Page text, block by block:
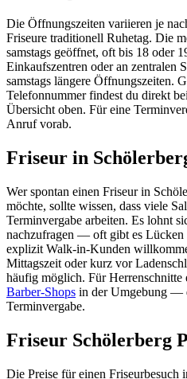
Die Öffnungszeiten variieren je
Friseure traditionell Ruhetag. Die
samstags geöffnet, oft bis 18 oder
Einkaufszentren oder an zentralen
samstags längere Öffnungszeiten.
Telefonnummer findest du direkt
Übersicht oben. Für eine
Anruf vorab.
Friseur in
Wer spontan einen Friseur in
möchte, sollte wissen, dass viele
Terminvergabe arbeiten. Es lohnt
nachzufragen — oft gibt es Lücken
explizit Walk-in-Kunden
Mittagszeit oder kurz vor
häufig möglich. Für
Barber-Shops in der Umgebung —
Terminvergabe.
Friseur Schölerberg
Die Preise für einen Friseurbesuch